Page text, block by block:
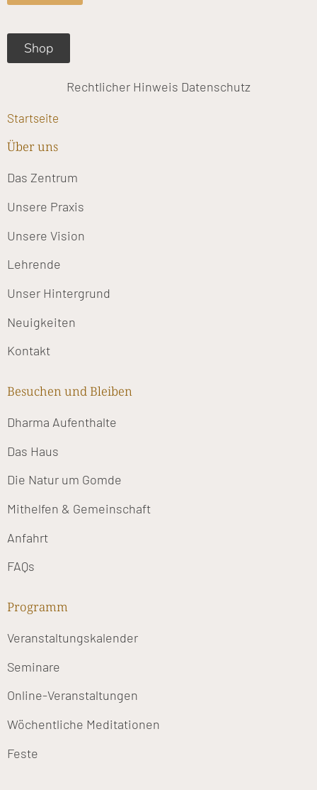
Shop
Rechtlicher Hinweis Datenschutz
Startseite
Über uns
Das Zentrum
Unsere Praxis
Unsere Vision
Lehrende
Unser Hintergrund
Neuigkeiten
Kontakt
Besuchen und Bleiben
Dharma Aufenthalte
Das Haus
Die Natur um Gomde
Mithelfen & Gemeinschaft
Anfahrt
FAQs
Programm
Veranstaltungskalender
Seminare
Online-Veranstaltungen
Wöchentliche Meditationen
Feste